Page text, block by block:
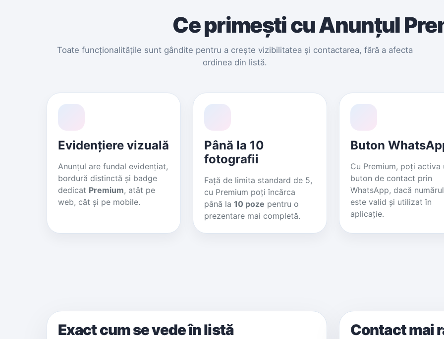
Ce primești cu Anunțul
Toate funcționalitățile sunt gândite pentru a crește vizibilitatea și contactarea, fără a afecta
ordinea din listă.
Evidențiere vizuală
Anunțul are fundal evidențiat,
bordură distinctă și badge
dedicat Premium, atât pe
web, cât și pe mobile.
Până la 10
fotografii
Față de limita standard de 5,
cu Premium poți încărca
până la10 poze pentru o
prezentare mai completă.
Buton
Cu Premium, poți activa
buton de contact prin
WhatsApp, dacă
este valid și utilizat în
aplicație.
Exact cum se vede în listă Contact mai